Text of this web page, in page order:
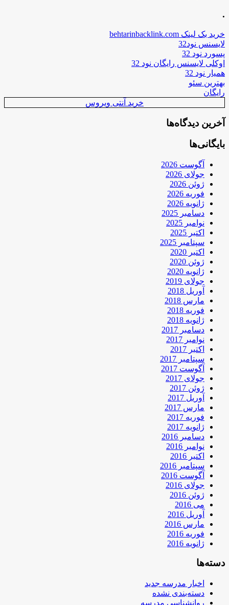
.
خرید بک لینک behtarinbacklink.com
لایسنس نود32
پسورد نود 32
اوکلی لایسنس رایگان نود 32
همیار نود 32
بهترین سئو
رایگان
خرید آنتی ویروس
آخرین دیدگاه‌ها
بایگانی‌ها
آگوست 2026
جولای 2026
ژوئن 2026
فوریه 2026
ژانویه 2026
دسامبر 2025
نوامبر 2025
اکتبر 2025
سپتامبر 2025
اکتبر 2020
ژوئن 2020
ژانویه 2020
جولای 2019
آوریل 2018
مارس 2018
فوریه 2018
ژانویه 2018
دسامبر 2017
نوامبر 2017
اکتبر 2017
سپتامبر 2017
آگوست 2017
جولای 2017
ژوئن 2017
آوریل 2017
مارس 2017
فوریه 2017
ژانویه 2017
دسامبر 2016
نوامبر 2016
اکتبر 2016
سپتامبر 2016
آگوست 2016
جولای 2016
ژوئن 2016
می 2016
آوریل 2016
مارس 2016
فوریه 2016
ژانویه 2016
دسته‌ها
اخبار مدرسه جدید
دسته‌بندی نشده
روانشناسی مدرسه